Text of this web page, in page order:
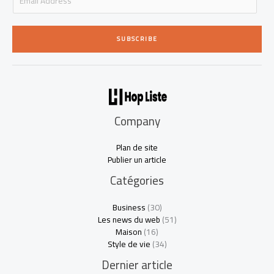
a
i
*
SUBSCRIBE
Company
Plan de site
Publier un article
Catégories
Business(30)
Les news du web(51)
Maison(16)
Style de vie(34)
Dernier article